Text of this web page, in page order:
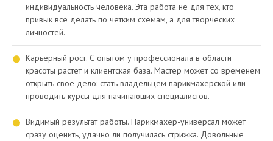
индивидуальность человека. Эта работа не для тех, кто
привык все делать по четким схемам, а для творческих
личностей.
Карьерный рост. С опытом у профессионала в области
красоты растет и клиентская база. Мастер может со временем
открыть свое дело: стать владельцем парикмахерской или
проводить курсы для начинающих специалистов.
Видимый результат работы. Парикмахер-универсал может
сразу оценить, удачно ли получилась стрижка. Довольные